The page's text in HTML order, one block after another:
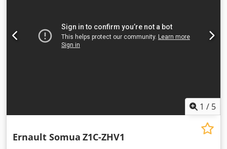
1 / 5
Ernault Somua Z1C-ZHV1